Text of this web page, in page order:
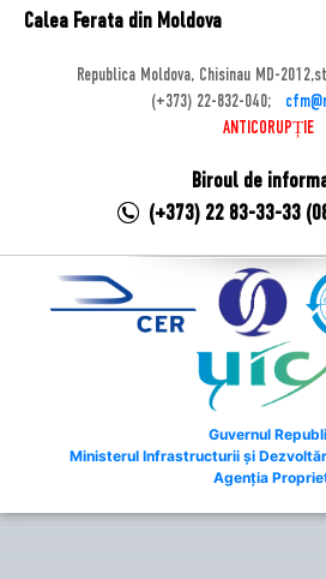
Calea Ferata din Moldova
Republica Moldova, Chisinau MD-
(+373) 22-832-040;
ANTICORUPȚIE
Biroul de
(+373) 22 83-33-33
Guvernul
Ministerul Infrastructurii și
Agenția